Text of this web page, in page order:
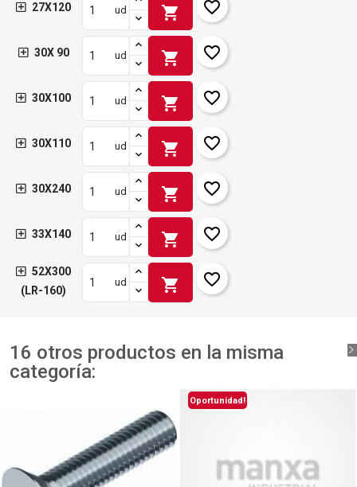
27X120 ud shopping_cart favorite_border
30X 90 ud shopping_cart favorite_border
30X100 ud shopping_cart favorite_border
30X110 ud shopping_cart favorite_border
30X240 ud shopping_cart favorite_border
33X140 ud shopping_cart favorite_border
52X300
(LR-160)
ud shopping_cart favorite_border
16 otros productos en la misma
categoría:
Oportunidad!